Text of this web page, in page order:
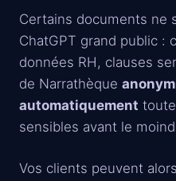
Certains documents ne
ChatGPT grand public :
données RH, clauses
de Narrathèque
automatiquement
sensibles avant le
Vos clients peuvent